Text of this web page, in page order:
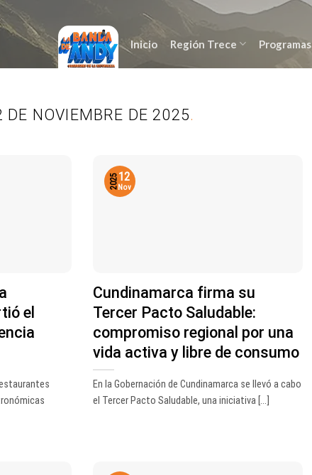
Inicio Región Trece Programas
DE NOVIEMBRE DE 2025.
el
Cundinamarca firma su
Tercer Pacto Saludable:
compromiso regional por una
vida activa y libre de consumo
En la Gobernación de Cundinamarca se llevó a cabo
el Tercer Pacto Saludable, una iniciativa [...]
12
Nov
2025